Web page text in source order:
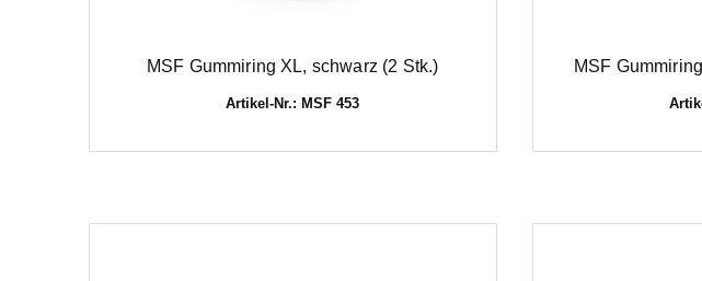
MSF Gummiring XL, schwarz (2 Stk.)
Artikel-Nr.: MSF 453
MSF